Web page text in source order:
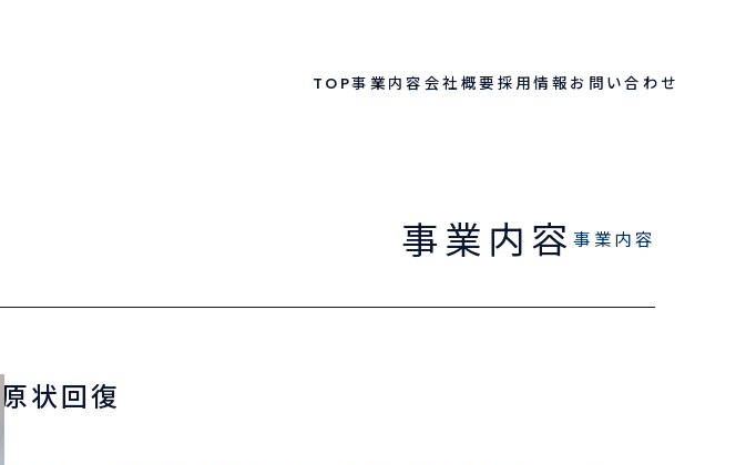
TOP事業内容 会社概要 採用情報 お問い合わせ
事業内容
事業内容
原状回復